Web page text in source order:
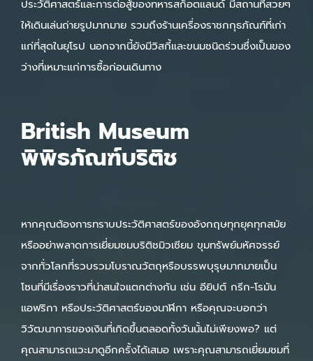
ประวัติศาสตร์และการต่อสู้ของทหารสก็อตแลนด์ มีสถานที่สวยๆ
ให้เดินเล่นถ่ายรูปมากมาย รวมถึงร้านเครื่องราชกกุธภัณฑ์ที่เก่า
แก่ที่สุดในยุโรป นอกจากนี้ยังมีวิสกี้และขนมชนิดร่วนซึ่งเป็นของ
ว่างที่เหมาะแก่การซื้อก่อนเดินทาง
British Museum
พิพิธภัณฑ์บริติช
หากคุณต้องการทราบประวัติศาสตร์ของอังกฤษทุกยุคทุกสมัย
หรืออย่าพลาดการเยี่ยมชมบริติชมิวเซียม ขุมทรัพย์มหัศจรรย์
จากทั่วโลกที่รวบรวมโบราณวัตถุหรือบรรพบุรุษมากมายเป็น
โซนที่มีเรื่องราวที่น่าสนใจแตกต่างกัน เช่น อียิปต์ กรีก-โรมัน
แอฟริกา หรือประวัติศาสตร์ของนาฬิกา หรือคุณจะบอกว่า
วิวัฒนาการของเงินที่เกิดขึ้นตลอดทั้งวันนั้นไม่เพียงพอ? แต่
คุณสามารถแวะมาดูอีกครั้งได้เสมอ เพราะคุณสามารถเยี่ยมชมที่